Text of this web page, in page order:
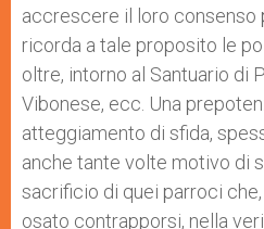
accrescere il loro consenso
ricorda a tale proposito le
oltre, intorno al Santuario di
Vibonese, ecc. Una
atteggiamento di sfida,
anche tante volte motivo di
sacrificio di quei parroci
osato contrapporsi, nella